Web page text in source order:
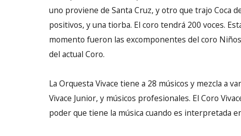
uno proviene de Santa Cruz, y otro que trajo Coca
positivos, y una tiorba. El coro tendrá 200 voces.
momento fueron las excomponentes del coro
del actual Coro.
La Orquesta Vivace tiene a 28 músicos y mezcla a
Vivace Junior, y músicos profesionales. El Coro
poder que tiene la música cuando es interpretada